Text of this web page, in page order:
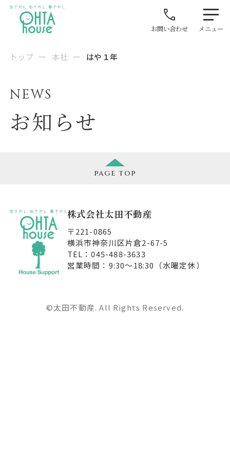
お問い合わせ メニュー
トップ ー 本社 ー はや１年
NEWS
お知らせ
page top
株式会社太田不動産
〒221-0865
横浜市神奈川区片倉2-67-5
TEL：045-488-3633
営業時間：9:30〜18:30（水曜定休）
©太田不動産. All Rights Reserved.